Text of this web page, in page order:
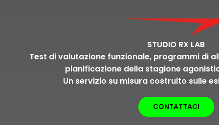
STUDIO RX LAB
Test di valutazione funzionale, programmi di
pianificazione della stagione
Un servizio su misura costruito sulle
CONTATTACI